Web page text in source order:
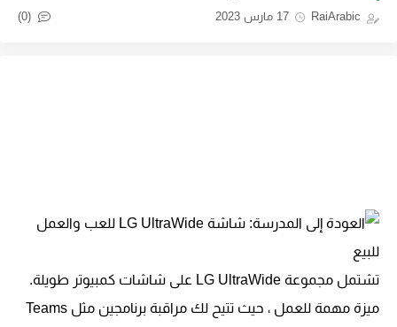
RaiArabic 17 مارس 2023 (0)
تشتمل مجموعة LG UltraWide على شاشات كمبيوتر طويلة.
ميزة مهمة للعمل ، حيث تتيح لك مراقبة برنامجين مثل Teams